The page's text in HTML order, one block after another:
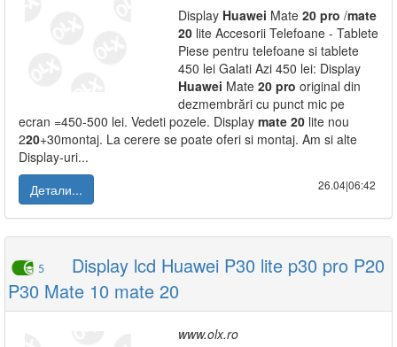
Display Huawei Mate 20 pro /mate
20 lite Accesorii Telefoane - Tablete
Piese pentru telefoane si tablete
450 lei Galati Azi 450 lei: Display
Huawei Mate 20 pro original din
dezmembrări cu punct mic pe
ecran =450-500 lei. Vedeti pozele. Display mate 20 lite nou
220+30montaj. La cerere se poate oferi si montaj. Am si alte
Display-uri...
Детали...
26.04|06:42
5
Display lcd Huawei P30 lite p30 pro P20
P30 Mate 10 mate 20
www.olx.ro